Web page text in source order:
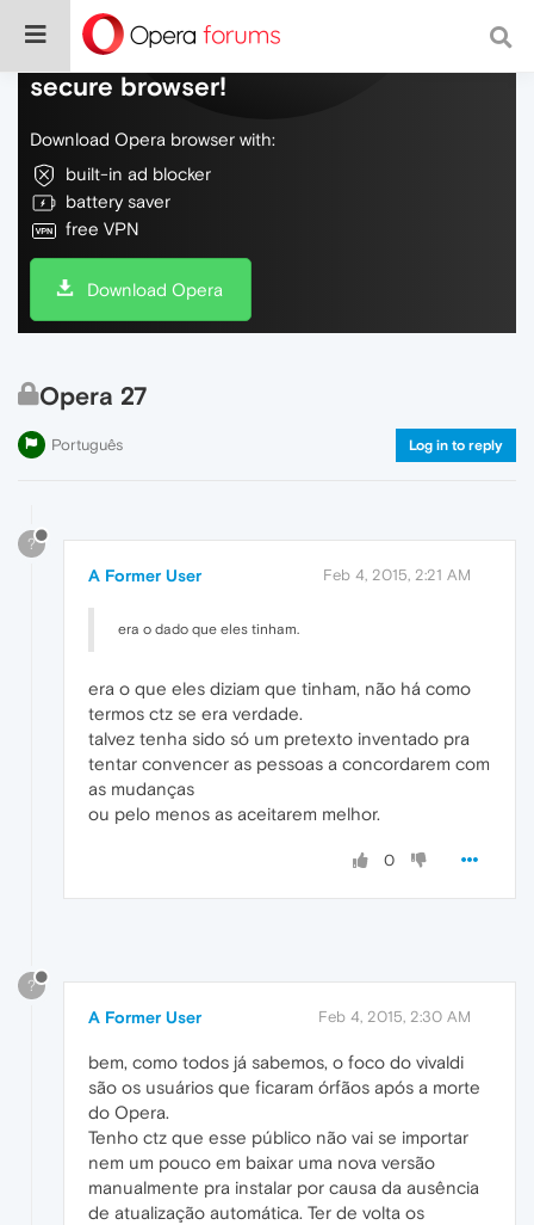
Do more on the web, with a fast and
secure browser!
Download Opera browser with:
built-in ad blocker
battery saver
free VPN
Download Opera
Opera 27
Português Log in to reply
?
A Former User Feb 4, 2015, 2:21 AM
era o dado que eles tinham.
era o que eles diziam que tinham, não há como
termos ctz se era verdade.
talvez tenha sido só um pretexto inventado pra
tentar convencer as pessoas a concordarem com
as mudanças
ou pelo menos as aceitarem melhor.
0
?
A Former User Feb 4, 2015, 2:30 AM
bem, como todos já sabemos, o foco do vivaldi
são os usuários que ficaram órfãos após a morte
do Opera.
Tenho ctz que esse público não vai se importar
nem um pouco em baixar uma nova versão
manualmente pra instalar por causa da ausência
de atualização automática. Ter de volta os